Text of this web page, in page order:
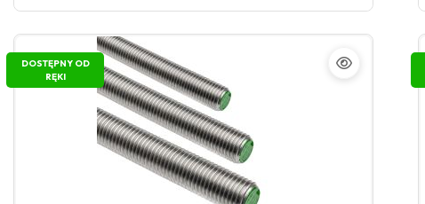
DOSTĘPNY OD
RĘKI